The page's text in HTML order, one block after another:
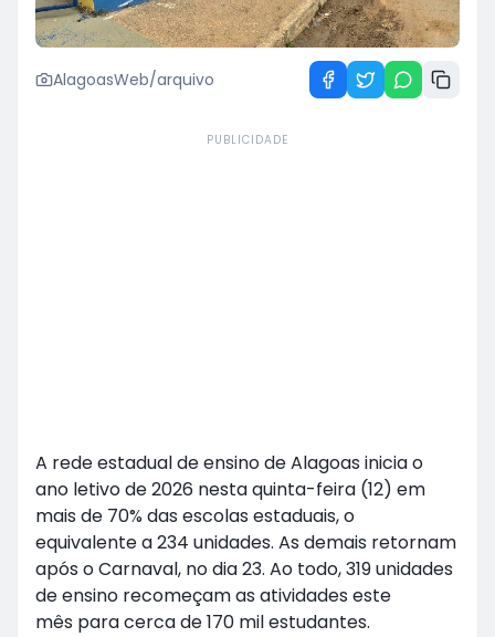
AlagoasWeb/arquivo
PUBLICIDADE
A rede estadual de ensino de Alagoas inicia o
ano letivo de 2026 nesta quinta-feira (12) em
mais de 70% das escolas estaduais, o
equivalente a 234 unidades. As demais retornam
após o Carnaval, no dia 23. Ao todo, 319 unidades
de ensino recomeçam as atividades este
mês para cerca de 170 mil estudantes.